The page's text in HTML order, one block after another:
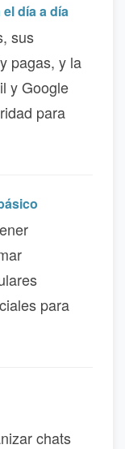
día a día
sus
pagas, y la
y Google
para
para
chats